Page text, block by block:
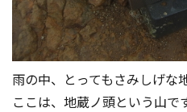
雨の中、とってもさみしげな
ここは、地蔵ノ頭という山